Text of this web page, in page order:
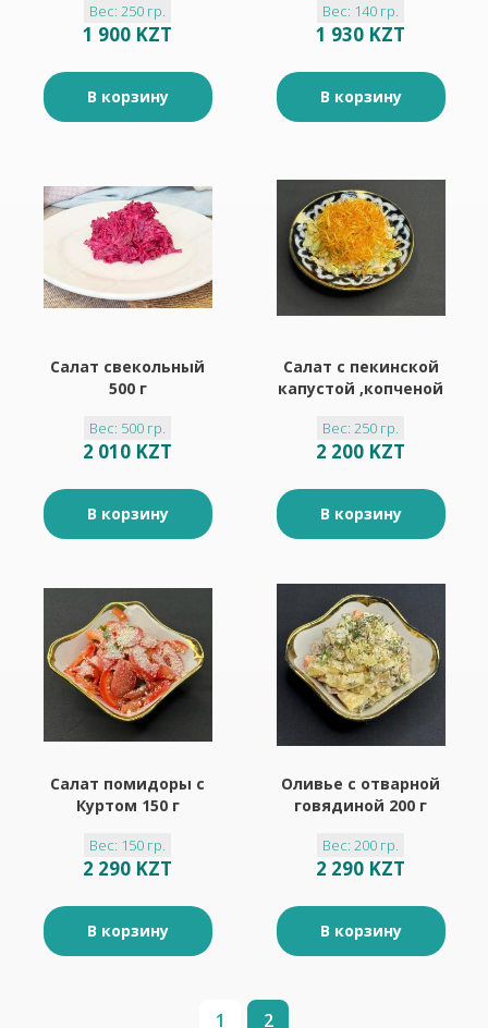
Вес: 250 гр.
1 900 KZT
В корзину
Вес: 140 гр.
1 930 KZT
В корзину
Салат свекольный
500 г
Вес: 500 гр.
2 010 KZT
В корзину
Салат с пекинской
капустой ,копченой
Вес: 250 гр.
2 200 KZT
В корзину
Салат помидоры с
Куртом 150 г
Вес: 150 гр.
2 290 KZT
В корзину
Оливье с отварной
говядиной 200 г
Вес: 200 гр.
2 290 KZT
В корзину
1 2